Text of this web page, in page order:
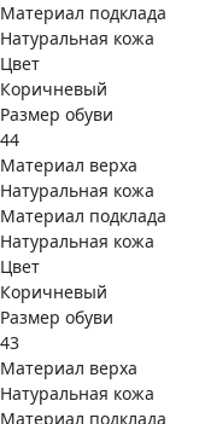
Материал подклада
Натуральная кожа
Цвет
Коричневый
Размер обуви
44
Материал верха
Натуральная кожа
Материал подклада
Натуральная кожа
Цвет
Коричневый
Размер обуви
43
Материал верха
Натуральная кожа
Материал подклада